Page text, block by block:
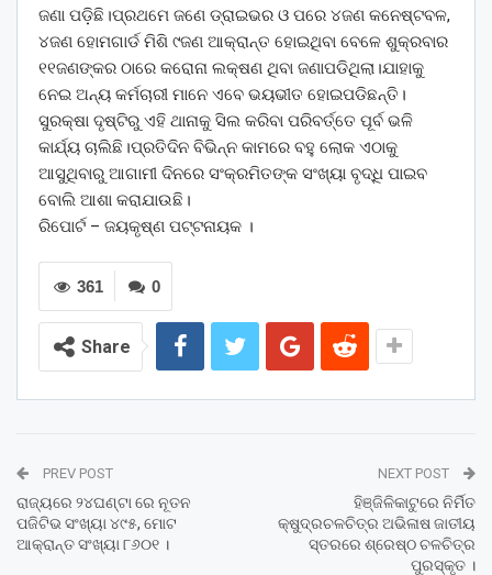
ଜଣା ପଡ଼ିଛି।ପ୍ରଥମେ ଜଣେ ଡ୍ରାଇଭର ଓ ପରେ ୪ଜଣ କନେଷ୍ଟବଳ,
୪ଜଣ ହୋମଗାର୍ଡ ମିଶି ୯ଜଣ ଆକ୍ରାନ୍ତ ହୋଇଥିବା ବେଳେ ଶୁକ୍ରବାର
୧୧ଜଣଙ୍କର ଠାରେ କରୋନା ଲକ୍ଷଣ ଥିବା ଜଣାପଡିଥିଲା।ଯାହାକୁ
ନେଇ ଅନ୍ୟ କର୍ମଚାରୀ ମାନେ ଏବେ ଭୟଭୀତ ହୋଇପଡିଛନ୍ତି।
ସୁରକ୍ଷା ଦୃଷ୍ଟିରୁ ଏହି ଥାନାକୁ ସିଲ କରିବା ପରିବର୍ତ୍ତେ ପୂର୍ବ ଭଳି
କାର୍ଯ୍ୟ ଚାଲିଛି।ପ୍ରତିଦିନ ବିଭିନ୍ନ କାମରେ ବହୁ ଲୋକ ଏଠାକୁ
ଆସୁଥିବାରୁ ଆଗାମୀ ଦିନରେ ସଂକ୍ରମିତଙ୍କ ସଂଖ୍ୟା ବୃଦ୍ଧି ପାଇବ
ବୋଲି ଆଶା କରାଯାଉଛି।
ରିପୋର୍ଟ – ଜୟକୃଷ୍ଣ ପଟ୍ଟନାୟକ ।
0
361
Share
PREV POST
ରାଜ୍ୟରେ ୨୪ଘଣ୍ଟା ରେ ନୂତନ
ପଜିଟିଭ ସଂଖ୍ୟା ୪୯୫, ମୋଟ
ଆକ୍ରାନ୍ତ ସଂଖ୍ୟା ୮୬୦୧ ।
NEXT POST
ହିଞ୍ଜିଳିକାଟୁରେ ନିର୍ମିତ
କ୍ଷୁଦ୍ରଚଳଚିତ୍ର ଅଭିଳାଷ ଜାତୀୟ
ସ୍ତରରେ ଶ୍ରେଷ୍ଠ ଚଳଚିତ୍ର
ପୁରସ୍କୃତ ।